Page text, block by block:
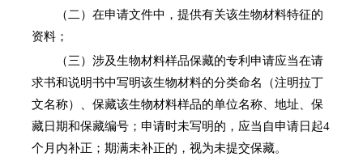
（二）在申请文件中，提供有关该生物材料特征的
资料；
（三）涉及生物材料样品保藏的专利申请应当在请
求书和说明书中写明该生物材料的分类命名（注明拉丁
文名称）、保藏该生物材料样品的单位名称、地址、保
藏日期和保藏编号；申请时未写明的，应当自申请日起4
个月内补正；期满未补正的，视为未提交保藏。